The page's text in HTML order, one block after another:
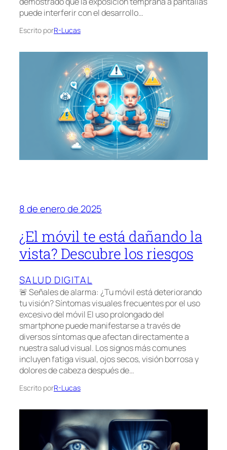
puede interferir con el desarrollo…
Escrito porR-Lucas
8 de enero de 2025
¿El móvil te está dañando la
vista? Descubre los riesgos
SALUD DIGITAL
🚨 Señales de alarma: ¿Tu móvil está deteriorando
tu visión? Síntomas visuales frecuentes por el uso
excesivo del móvil El uso prolongado del
smartphone puede manifestarse a través de
diversos síntomas que afectan directamente a
nuestra salud visual. Los signos más comunes
incluyen fatiga visual, ojos secos, visión borrosa y
dolores de cabeza después de…
Escrito porR-Lucas